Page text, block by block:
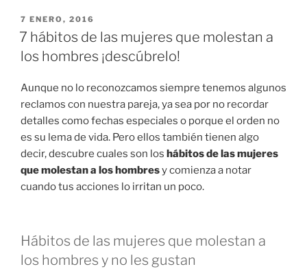
PUBLICADO
EN
7 ENERO, 2016
7 hábitos de las mujeres que molestan a
los hombres ¡descúbrelo!
Aunque no lo reconozcamos siempre tenemos algunos
reclamos con nuestra pareja, ya sea por no recordar
detalles como fechas especiales o porque el orden no
es su lema de vida. Pero ellos también tienen algo
decir, descubre cuales son los hábitos de las mujeres
que molestan a los hombresy comienza a notar
cuando tus acciones lo irritan un poco.
Hábitos de las mujeres que molestan a
los hombres y no les gustan